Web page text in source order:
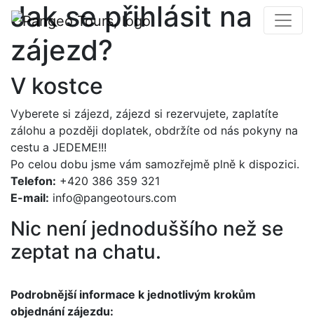
Jak se přihlásit na
zájezd?
V kostce
Vyberete si zájezd, zájezd si rezervujete, zaplatíte
zálohu a později doplatek, obdržíte od nás pokyny na
cestu a JEDEME!!!
Po celou dobu jsme vám samozřejmě plně k dispozici.
Telefon: +420 386 359 321
E-mail: info@pangeotours.com
Nic není jednoduššího než se
zeptat na chatu.
Podrobnější informace k jednotlivým krokům
objednání zájezdu: